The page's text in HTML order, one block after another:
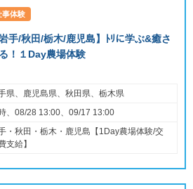
事体験
岩手/秋田/栃木/鹿児島】ﾄﾘに学ぶ&癒さ
！１Day農場体験
県、鹿児島県、秋田県、栃木県
、08/28 13:00、09/17 13:00
・秋田・栃木・鹿児島【1Day農場体験/交
支給】